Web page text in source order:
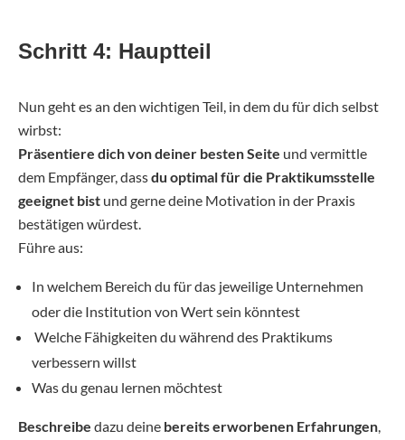
Schritt 4: Hauptteil
Nun geht es an den wichtigen Teil, in dem du für dich selbst
wirbst:
Präsentiere dich von deiner besten Seite und vermittle
dem Empfänger, dassdu optimal für die Praktikumsstelle
geeignet bist und gerne deine Motivation in der Praxis
bestätigen würdest.
Führe aus:
In welchem Bereich du für das jeweilige Unternehmen
oder die Institution von Wert sein könntest
Welche Fähigkeiten du während des Praktikums
verbessern willst
Was du genau lernen möchtest
Beschreibe dazu deine bereits erworbenen Erfahrungen,